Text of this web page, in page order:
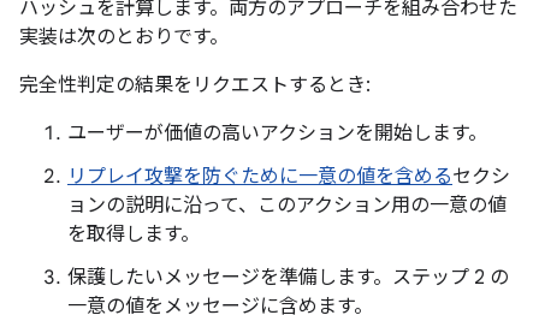
ハッシュを計算します。両方のアプローチを組み合わせた
実装は次のとおりです。
完全性判定の結果をリクエストするとき:
ユーザーが価値の高いアクションを開始します。
リプレイ攻撃を防ぐために一意の値を含めるセクシ
ョンの説明に沿って、このアクション用の一意の値
を取得します。
保護したいメッセージを準備します。ステップ 2 の
一意の値をメッセージに含めます。